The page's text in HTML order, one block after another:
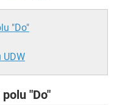
"Do"
UDW
"Do"